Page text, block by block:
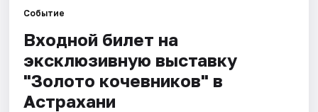
Событие
Входной билет на
эксклюзивную выставку
"Золото кочевников" в
Астрахани